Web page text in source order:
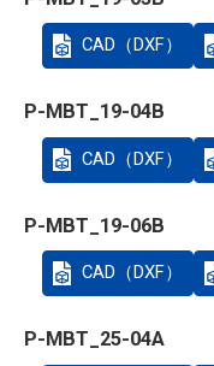
CAD（DXF）
P-MBT_19-04B
CAD（DXF）
P-MBT_19-06B
CAD（DXF）
P-MBT_25-04A